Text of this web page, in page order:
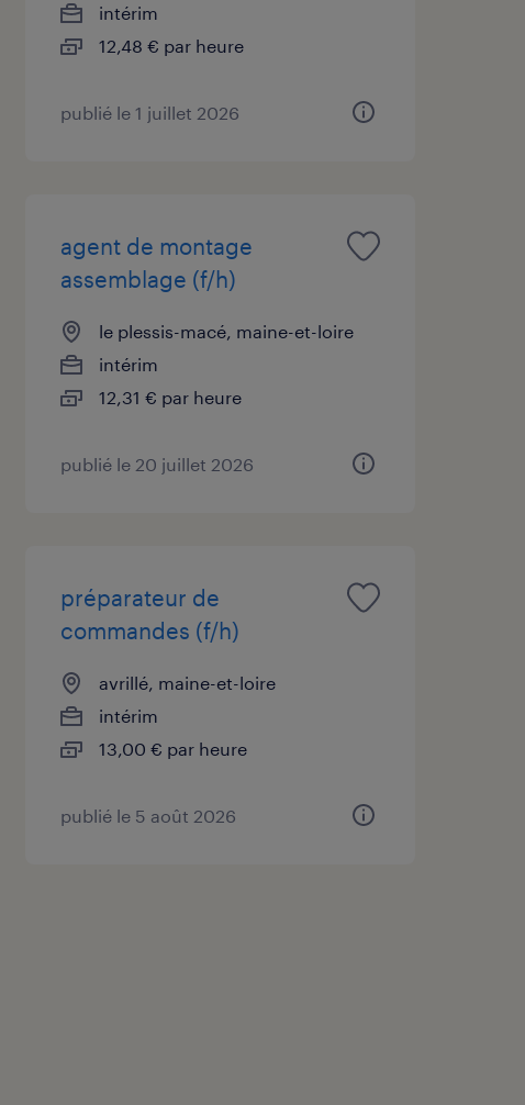
intérim
12,48 € par heure
publié le 1 juillet 2026
agent de montage
assemblage (f/h)
le plessis-macé, maine-et-loire
intérim
12,31 € par heure
publié le 20 juillet 2026
préparateur de
commandes (f/h)
avrillé, maine-et-loire
intérim
13,00 € par heure
publié le 5 août 2026